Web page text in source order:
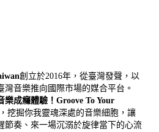
創立於2016年，從臺灣發聲，以
音樂推向國際市場的媒合平台。
樂成癮體驗！Groove To Your
挖掘你我靈魂深處的音樂細胞，讓
節奏、來一場沉溺於旋律當下的心流